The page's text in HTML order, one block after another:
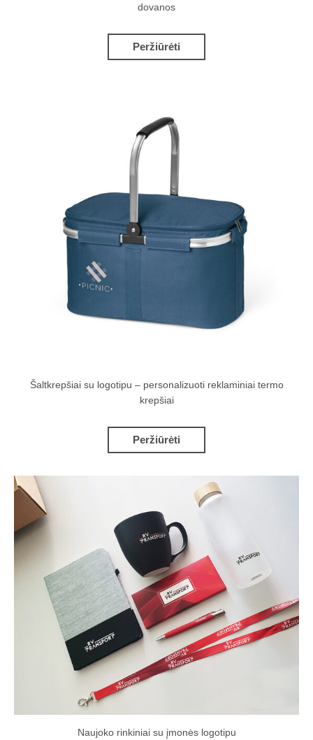
dovanos
Peržiūrėti
Šaltkrepšiai su logotipu – personalizuoti reklaminiai termo
krepšiai
Peržiūrėti
Naujoko rinkiniai su įmonės logotipu